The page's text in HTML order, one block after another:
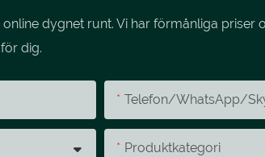
dygnet runt. Vi har förmånliga priser
dig.
Telefon/whatsApp/
Produktkategori